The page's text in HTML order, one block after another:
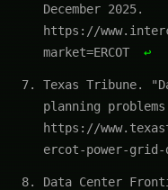
December 2025.
https://
market=ERCOT
↩
Texas Tribune.
planning
https://
ercot-power-
Data Center